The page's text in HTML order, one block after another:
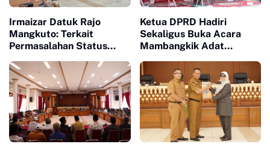
Irmaizar Datuk Rajo
Mangkuto: Terkait
Permasalahan Status
Pembangunan Pusat
Pasar Payakumbuh, DPRD
Siap Memfasilitasi Pihak
Terkait Untuk Duduk Satu
Meja Mencari Jalan
Terbaik
Ketua DPRD Hadiri
Sekaligus Buka Acara
Mambangkik Adat
Nan Godang